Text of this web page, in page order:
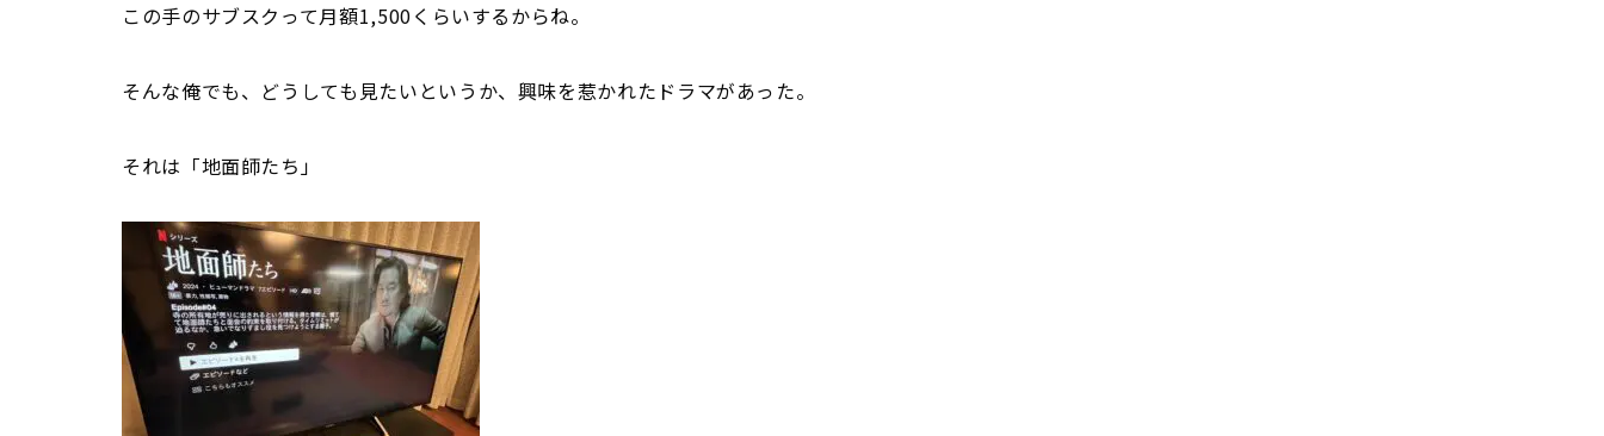
この手のサブスクって月額1,500くらいするからね。
そんな俺でも、どうしても見たいというか、興味を惹かれたドラマがあった。
それは「地面師たち」